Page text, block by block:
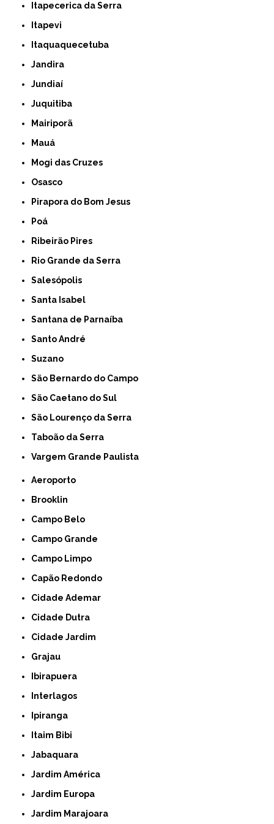
Itapecerica da Serra
Itapevi
Itaquaquecetuba
Jandira
Jundiaí
Juquitiba
Mairiporã
Mauá
Mogi das Cruzes
Osasco
Pirapora do Bom Jesus
Poá
Ribeirão Pires
Rio Grande da Serra
Salesópolis
Santa Isabel
Santana de Parnaíba
Santo André
Suzano
São Bernardo do Campo
São Caetano do Sul
São Lourenço da Serra
Taboão da Serra
Vargem Grande Paulista
Aeroporto
Brooklin
Campo Belo
Campo Grande
Campo Limpo
Capão Redondo
Cidade Ademar
Cidade Dutra
Cidade Jardim
Grajau
Ibirapuera
Interlagos
Ipiranga
Itaim Bibi
Jabaquara
Jardim América
Jardim Europa
Jardim Marajoara